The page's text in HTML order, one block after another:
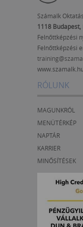
Számalk
1118 Budapest,
Felnőttképzési
Felnőttképzési
RÓLUNK
MAGUNKRÓL
MENÜTÉRKÉP
NAPTÁR
KARRIER
MINŐSÍTÉSEK